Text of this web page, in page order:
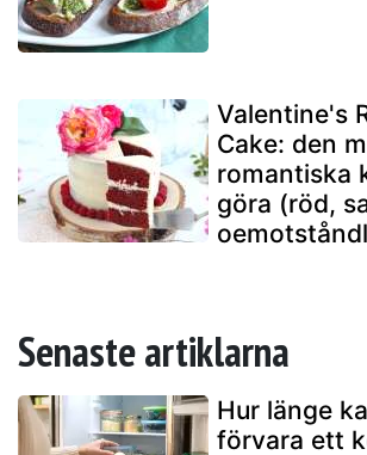
Valentine's
Cake: den
romantiska
göra (röd,
Senaste artiklarna
Hur länge
förvara ett